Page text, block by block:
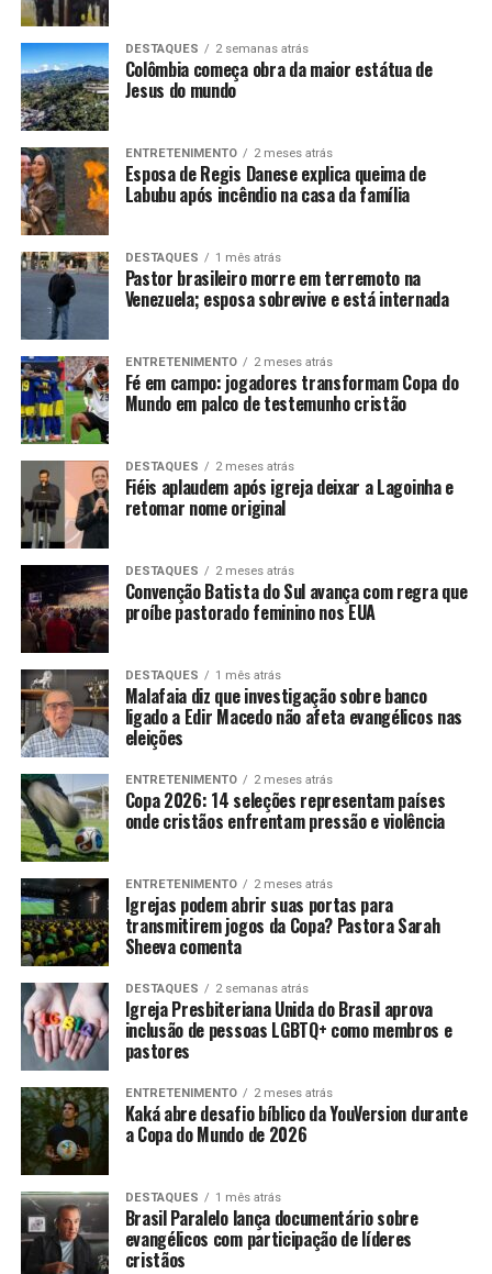
DESTAQUES 2 semanas atrás
Colômbia começa obra da maior estátua de
Jesus do mundo
ENTRETENIMENTO 2 meses atrás
Esposa de Regis Danese explica queima de
Labubu após incêndio na casa da família
DESTAQUES 1 mês atrás
Pastor brasileiro morre em terremoto na
Venezuela; esposa sobrevive e está internada
ENTRETENIMENTO 2 meses atrás
Fé em campo: jogadores transformam Copa do
Mundo em palco de testemunho cristão
DESTAQUES 2 meses atrás
Fiéis aplaudem após igreja deixar a Lagoinha e
retomar nome original
DESTAQUES 2 meses atrás
Convenção Batista do Sul avança com regra que
proíbe pastorado feminino nos EUA
DESTAQUES 1 mês atrás
Malafaia diz que investigação sobre banco
ligado a Edir Macedo não afeta evangélicos nas
eleições
ENTRETENIMENTO 2 meses atrás
Copa 2026: 14 seleções representam países
onde cristãos enfrentam pressão e violência
ENTRETENIMENTO 2 meses atrás
Igrejas podem abrir suas portas para
transmitirem jogos da Copa? Pastora Sarah
Sheeva comenta
DESTAQUES 2 semanas atrás
Igreja Presbiteriana Unida do Brasil aprova
inclusão de pessoas LGBTQ+ como membros e
pastores
ENTRETENIMENTO 2 meses atrás
Kaká abre desafio bíblico da YouVersion durante
a Copa do Mundo de 2026
DESTAQUES 1 mês atrás
Brasil Paralelo lança documentário sobre
evangélicos com participação de líderes
cristãos